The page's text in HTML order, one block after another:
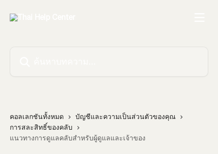
คอลเลกชันทั้งหมด
บัญชีและความเป็นส่วนตัวของคุณ
การสละสิทธิ์ของคลับ
แนวทางการดูแลคลับสำหรับผู้ดูแลและเจ้าของ